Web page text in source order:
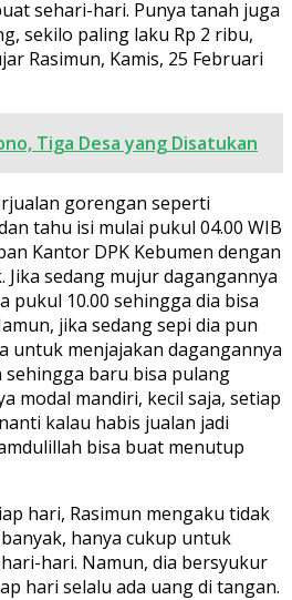
sehari-hari. Punya tanah juga
sekilo paling laku Rp 2 ribu,
Rasimun, Kamis, 25 Februari
Tiga Desa yang Disatukan
gorengan seperti
tahu isi mulai pukul 04.00 WIB
Kantor DPK Kebumen dengan
sedang mujur dagangannya
pukul 10.00 sehingga dia bisa
jika sedang sepi dia pun
untuk menjajakan dagangannya
baru bisa pulang
modal mandiri, kecil saja, setiap
kalau habis jualan jadi
bisa buat menutup
hari, Rasimun mengaku tidak
hanya cukup untuk
hari. Namun, dia bersyukur
hari selalu ada uang di tangan.